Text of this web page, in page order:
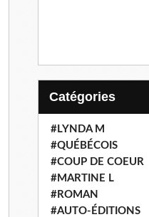
Catégories
#LYNDA M
#QUÉBÉCOIS
#COUP DE COEUR
#MARTINE L
#ROMAN
#AUTO-ÉDITIONS